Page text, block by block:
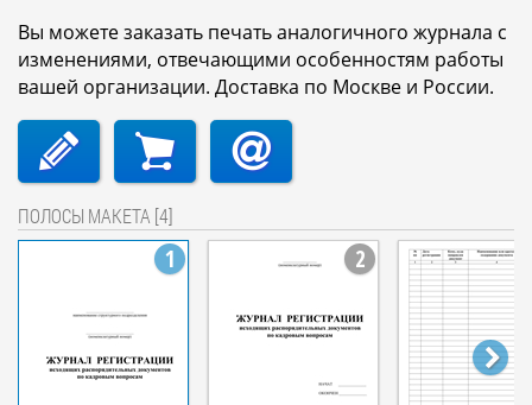
Вы можете заказать печать аналогичного журнала с
изменениями, отвечающими особенностям работы
вашей организации. Доставка по Москве и России.
ПОЛОСЫ МАКЕТА [4]
1 2